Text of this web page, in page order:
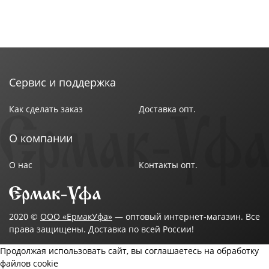
Сервис и поддержка
Как сделать заказ Доставка опт.
О компании
О нас Контакты опт.
2020 © ООО «ЕрмакУфа» — оптовый интернет-магазин. Все
права защищены. Доставка по всей России!
Продолжая использовать сайт, вы соглашаетесь на обработку
файлов cookie